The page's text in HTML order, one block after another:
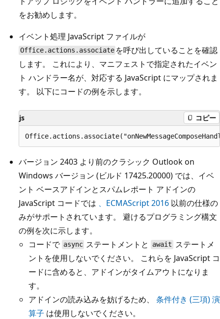
をお勧めします。
イベント処理 JavaScript ファイルが
Office.actions.associate を呼び出していることを確認
します。 これにより、マニフェストで指定されたイベン
ト ハンドラー名が、対応する JavaScript にマップされま
す。 以下にコードの例を示します。
js コピー
バージョン 2403 より前のクラシック Outlook on
Windows バージョン (ビルド 17425.20000) では、イベ
ント ベースアドインとスパムレポート アドインの
JavaScript コードでは 、ECMAScript 2016 以前の仕様の
みがサポートされています。 避けるプログラミング構文
の例を次に示します。
コードで async ステートメントと await ステートメ
ントを使用しないでください。 これらを JavaScript コ
ードに含めると、アドインがタイムアウトになりま
す。
アドインの読み込みを妨げるため、 条件付き (三項) 演
算子 は使用しないでください。